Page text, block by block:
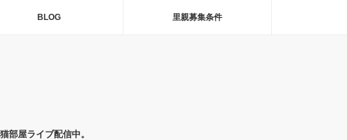
BLOG 里親募集条件
部屋ライブ配信中。